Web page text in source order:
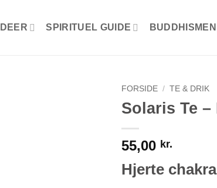
SPIRITUEL GUIDE BUDDHISMEN
FORSIDE / TE & DRIK
Solaris Te
55,00 kr.
Hjerte